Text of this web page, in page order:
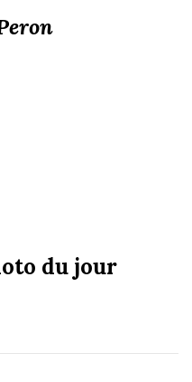
du jour